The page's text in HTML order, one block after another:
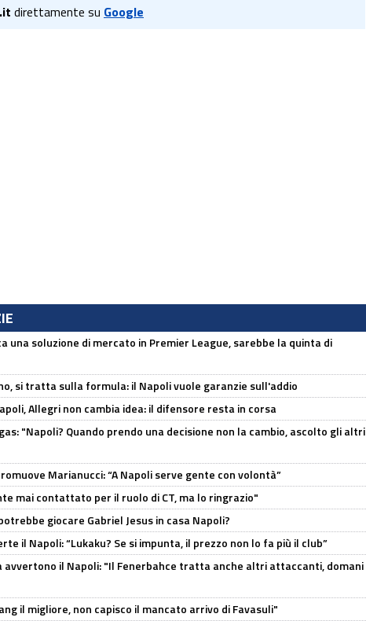
direttamente su Google
una soluzione di mercato in Premier League, sarebbe la quinta di
si tratta sulla formula: il Napoli vuole garanzie sull'addio
Allegri non cambia idea: il difensore resta in corsa
"Napoli? Quando prendo una decisione non la cambio, ascolto gli altri
Marianucci: “A Napoli serve gente con volontà”
mai contattato per il ruolo di CT, ma lo ringrazio"
giocare Gabriel Jesus in casa Napoli?
il Napoli: “Lukaku? Se si impunta, il prezzo non lo fa più il club”
avvertono il Napoli: "Il Fenerbahce tratta anche altri attaccanti, domani
il migliore, non capisco il mancato arrivo di Favasuli"